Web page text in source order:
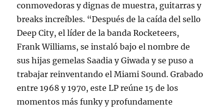
conmovedoras y dignas de muestra, guitarras y
breaks increíbles. “Después de la caída del sello
Deep City, el líder de la banda Rocketeers,
Frank Williams, se instaló bajo el nombre de
sus hijas gemelas Saadia y Giwada y se puso a
trabajar reinventando el Miami Sound. Grabado
entre 1968 y 1970, este LP reúne 15 de los
momentos más funky y profundamente